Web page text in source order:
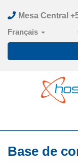
Mesa Central
Français
Base de